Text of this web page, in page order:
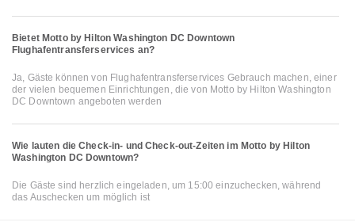
Bietet Motto by Hilton Washington DC Downtown
Flughafentransferservices an?
Ja, Gäste können von Flughafentransferservices Gebrauch machen, einer
der vielen bequemen Einrichtungen, die von Motto by Hilton Washington
DC Downtown angeboten werden
Wie lauten die Check-in- und Check-out-Zeiten im Motto by Hilton
Washington DC Downtown?
Die Gäste sind herzlich eingeladen, um 15:00 einzuchecken, während
das Auschecken um möglich ist